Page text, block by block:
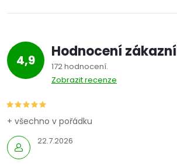
4,9 Hodnocení
172 hodnocení
Zobrazit recenze
22.7.2026
+ všechno v pořádku